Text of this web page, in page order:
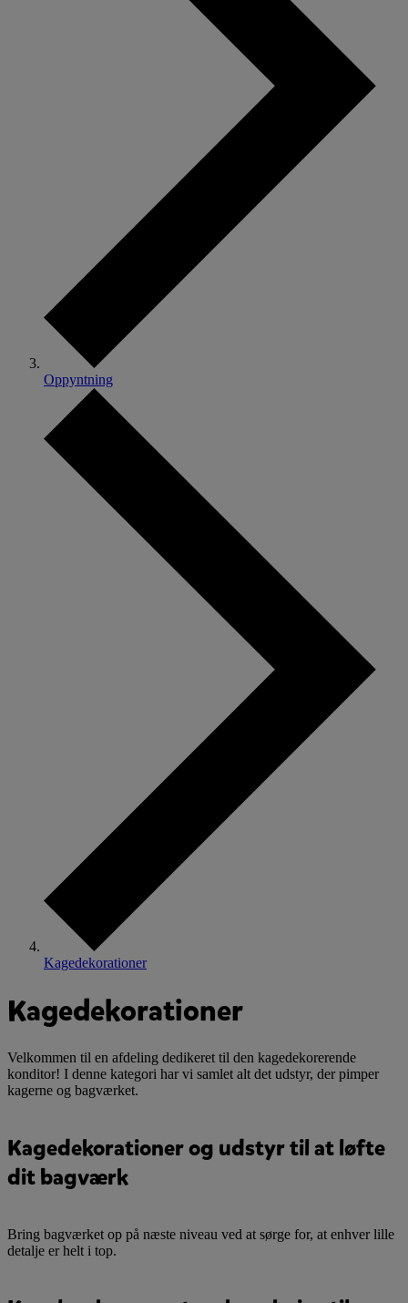
Oppyntning
Kagedekorationer
Kagedekorationer
Velkommen til en afdeling dedikeret til den kagedekorerende
konditor! I denne kategori har vi samlet alt det udstyr, der pimper
kagerne og bagværket.
Kagedekorationer og udstyr til at løfte
dit bagværk
Bring bagværket op på næste niveau ved at sørge for, at enhver lille
detalje er helt i top.